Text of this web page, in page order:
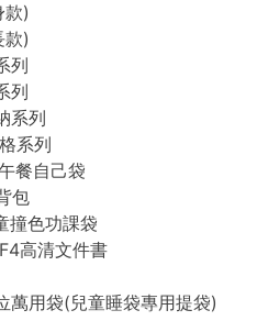
款)
款)
列
列
系列
系列
餐自己袋
包
撞色功課袋
高清文件書
萬用袋(兒童睡袋專用提袋)